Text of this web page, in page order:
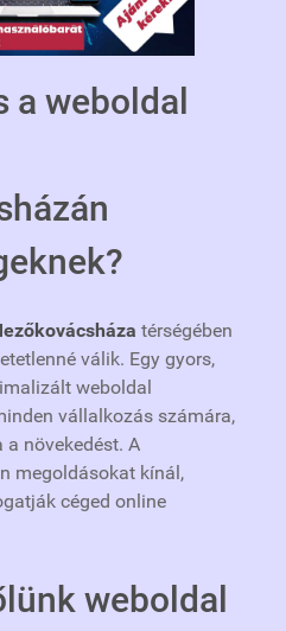
weboldal
térségében
válik. Egy gyors,
weboldal
vállalkozás számára,
növekedést. A
megoldásokat kínál,
céged online
weboldal